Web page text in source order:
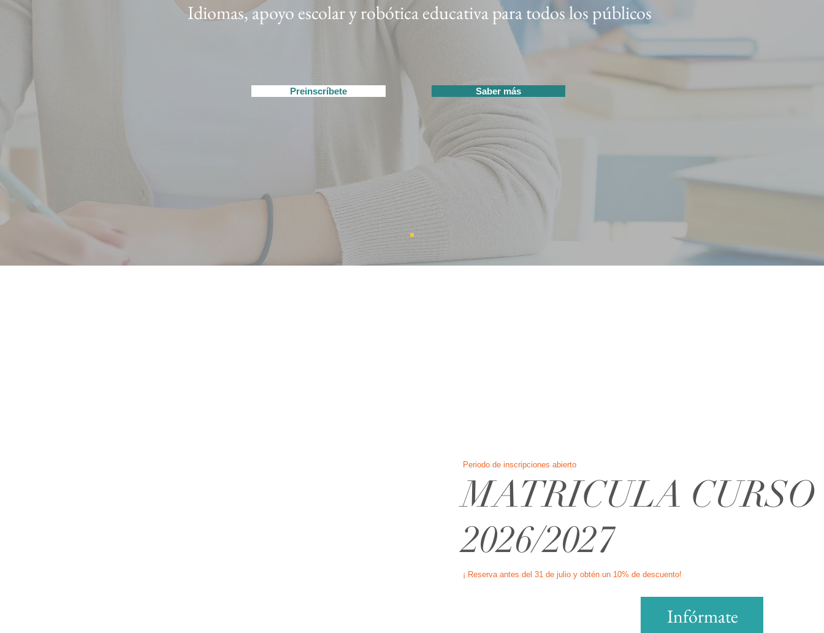
Idiomas, apoyo escolar y robótica educativa para todos los públicos
Preinscríbete Saber más
Infórmate
¡ Reserva antes del 31 de julio y obtén un 10% de descuento!
MATRICULA CURSO
2026/2027
Periodo de inscripciones abierto